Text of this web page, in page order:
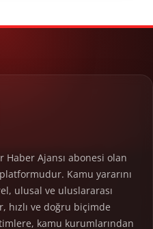
Haber Ajansı abonesi olan
Kamu yararını
ulusal ve uluslararası
hızlı ve doğru biçimde
kamu kurumlarından